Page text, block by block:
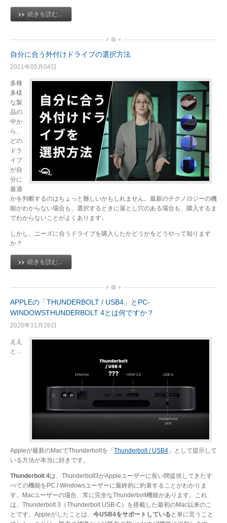
続きを読む...
自分に合う外付けドライブの選択方法
2021年05月04日
多種
多様
な製
品の
中か
ら、
どの
ドラ
イブ
が自
分に
最適
かを判断するのはちょっと難しいかもしれません。最新のテクノロジーの機
能がわからない場合も、選択するときに落とし穴のある場合も、購入するま
でわからないことがよくあります。
しかし、ニーズに合うドライブを購入したかどうかをどうやって知ります
か？
続きを読む...
APPLEの「THUNDERBOLT / USB4」とPC-
WINDOWSTHUNDERBOLT 4とは何ですか？
2020年11月26日
ええ
と…
Appleが最新のMacでThunderboltを「 Thunderbolt / USB4 」として提示して
いる方法が本当に好きです。
Thunderbolt 4は、Thunderbolt3がAppleユーザーに長い間提供してきたす
べての機能をPC / Windowsユーザーに最終的に約束することがわかりま
す。Macユーザーの場合、常に完全なThunderbolt機能があります。これ
は、Thunderbolt 3（Thunderbolt USB-C）を搭載した最初のMac以来のこ
とです。Appleがしたことは、 今USB4をサポートしている と単に言うこと